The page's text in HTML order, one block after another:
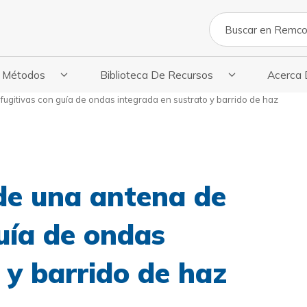
Buscar en
Métodos
Submenú De Métodos
Biblioteca De Recursos
Mostrar El Submenú De La Biblioteca De
Acerca
Mostrar
con guía de ondas integrada en sustrato y barrido de haz
una antena de
de ondas
barrido de haz